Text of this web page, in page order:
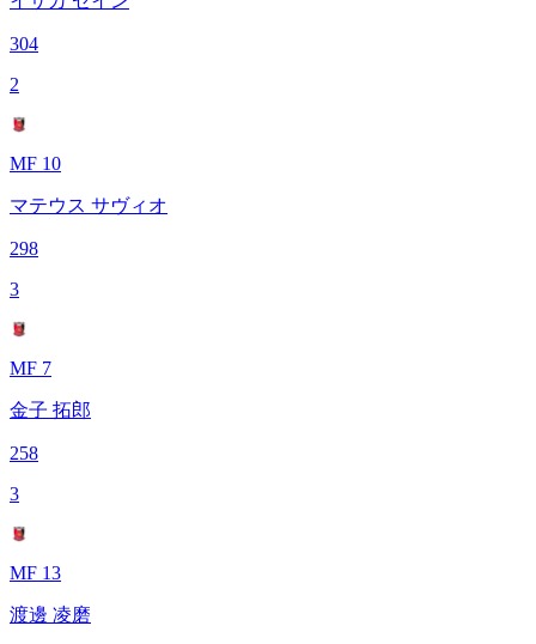
304
2
MF 10
マテウス サヴィオ
298
3
MF 7
金子 拓郎
258
3
MF 13
渡邊 凌磨